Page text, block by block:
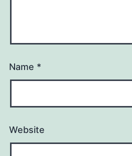
Name *
Website